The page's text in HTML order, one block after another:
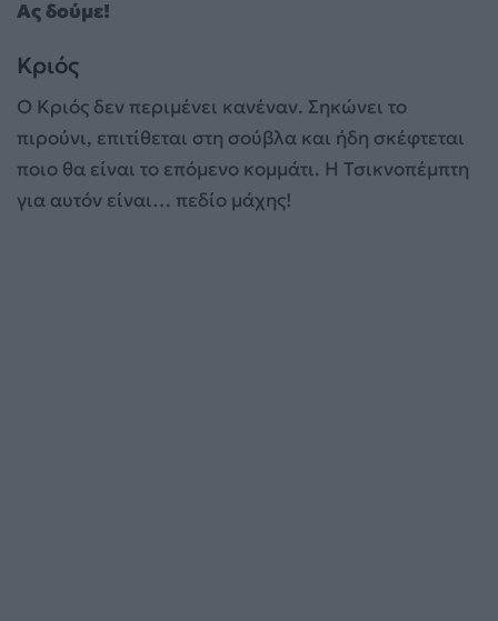
Ας δούμε!
Κριός
Ο Κριός δεν περιμένει κανέναν. Σηκώνει το
πιρούνι, επιτίθεται στη σούβλα και ήδη σκέφτεται
ποιο θα είναι το επόμενο κομμάτι. Η Τσικνοπέμπτη
για αυτόν είναι… πεδίο μάχης!